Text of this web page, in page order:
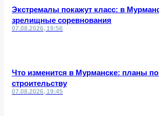
Экстремалы покажут класс: в
зрелищные соревнования
07.08.2026, 19:56
Что изменится в Мурманске: планы по
строительству
07.08.2026, 19:45